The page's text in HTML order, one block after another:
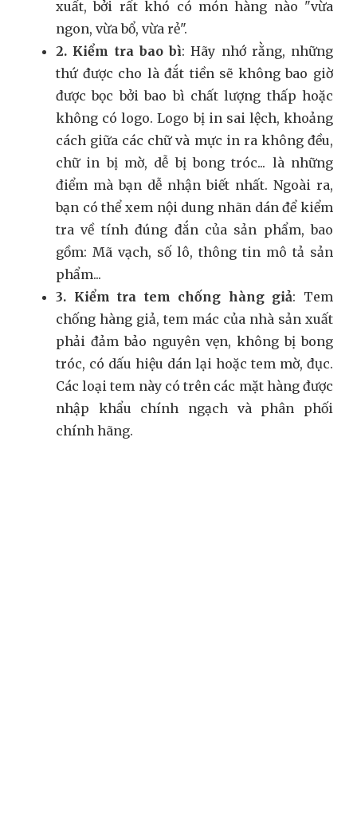
xuất, bởi rất khó có món hàng nào "vừa
ngon, vừa bổ, vừa rẻ".
2. Kiểm tra bao bì: Hãy nhớ rằng, những
thứ được cho là đắt tiền sẽ không bao giờ
được bọc bởi bao bì chất lượng thấp hoặc
không có logo. Logo bị in sai lệch, khoảng
cách giữa các chữ và mực in ra không đều,
chữ in bị mờ, dễ bị bong tróc... là những
điểm mà bạn dễ nhận biết nhất. Ngoài ra,
bạn có thể xem nội dung nhãn dán để kiểm
tra về tính đúng đắn của sản phẩm, bao
gồm: Mã vạch, số lô, thông tin mô tả sản
phẩm...
3. Kiểm tra tem chống hàng giả: Tem
chống hàng giả, tem mác của nhà sản xuất
phải đảm bảo nguyên vẹn, không bị bong
tróc, có dấu hiệu dán lại hoặc tem mờ, đục.
Các loại tem này có trên các mặt hàng được
nhập khẩu chính ngạch và phân phối
chính hãng.